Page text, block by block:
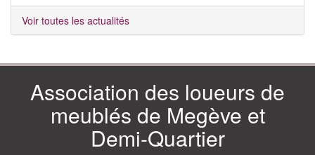
Voir toutes les actualités
Association des loueurs de
meublés de Megève et
Demi-Quartier